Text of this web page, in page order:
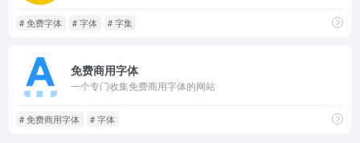
# 免费字体 # 字体 # 字集
免费商用字体
一个专门收集免费商用字体的网站
# 免费商用字体 # 字体